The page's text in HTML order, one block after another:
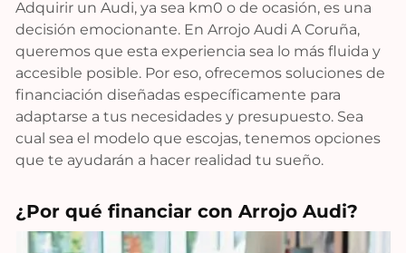
Adquirir un Audi, ya sea km0 o de ocasión, es una
decisión emocionante. En Arrojo Audi A Coruña,
queremos que esta experiencia sea lo más fluida y
accesible posible. Por eso, ofrecemos soluciones de
financiación diseñadas específicamente para
adaptarse a tus necesidades y presupuesto. Sea
cual sea el modelo que escojas, tenemos opciones
que te ayudarán a hacer realidad tu sueño.
¿Por qué financiar con Arrojo Audi?